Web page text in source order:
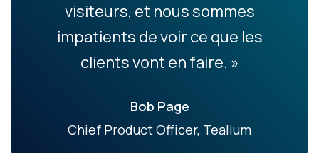
visiteurs, et nous sommes
impatients de voir ce que les
clients vont en faire. »
Bob Page
Chief Product Officer, Tealium